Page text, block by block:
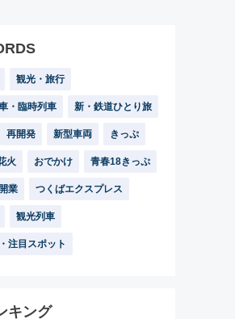
観光・旅行
・臨時列車 新・鉄道ひとり旅
再開発 新型車両 きっぷ
火 おでかけ 青春18きっぷ
業 つくばエクスプレス
観光列車
注目スポット
キング